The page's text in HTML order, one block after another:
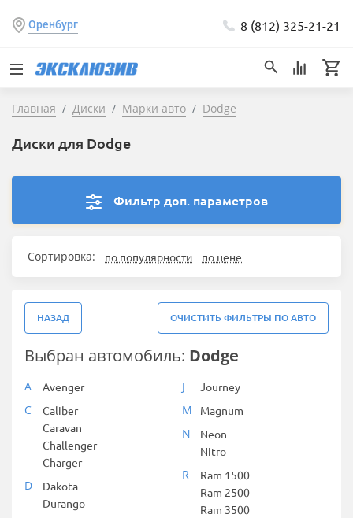
Оренбург 8 (812) 325-21-21
Главная Диски Марки авто Dodge
Диски для Dodge
Фильтр доп. параметров
Сортировка: по популярности по цене
НАЗАД ОЧИСТИТЬ ФИЛЬТРЫ ПО АВТО
Выбран автомобиль: Dodge
A Avenger
C
Caliber
Caravan
Challenger
Charger
D
Dakota
Durango
J Journey
M Magnum
N
Neon
Nitro
R
Ram 1500
Ram 2500
Ram 3500